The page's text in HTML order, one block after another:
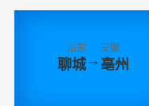
山东
聊城→
安徽
亳州